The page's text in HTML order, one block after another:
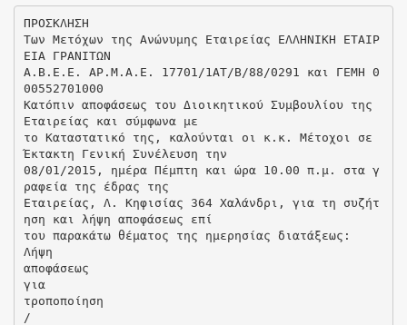
ΠΡΟΣΚΛΗΣΗ
Των Μετόχων της Ανώνυμης Εταιρείας ΕΛΛΗΝΙΚΗ ΕΤΑΙΡ
ΕΙΑ ΓΡΑΝΙΤΩΝ
Α.Β.Ε.Ε. ΑΡ.Μ.Α.Ε. 17701/1ΑΤ/Β/88/0291 και ΓΕΜΗ 0
00552701000
Κατόπιν αποφάσεως του Διοικητικού Συμβουλίου της
Εταιρείας και σύμφωνα με
το Καταστατικό της, καλούνται οι κ.κ. Μέτοχοι σε
Έκτακτη Γενική Συνέλευση την
08/01/2015, ημέρα Πέμπτη και ώρα 10.00 π.μ. στα γ
ραφεία της έδρας της
Εταιρείας, Λ. Κηφισίας 364 Χαλάνδρι, για τη συζήτ
ηση και λήψη αποφάσεως επί
του παρακάτω θέματος της ημερησίας διατάξεως:
Λήψη
αποφάσεως
για
τροποποίηση
/